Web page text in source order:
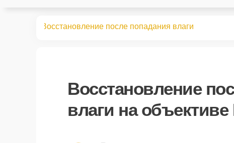
Восстановление после попадания влаги
Восстановление
влаги на